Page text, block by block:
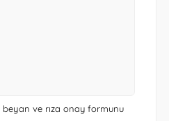
beyan ve rıza onay formunu